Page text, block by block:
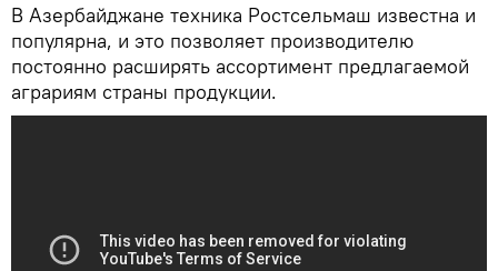
В Азербайджане техника Ростсельмаш известна и
популярна, и это позволяет производителю
постоянно расширять ассортимент предлагаемой
аграриям страны продукции.